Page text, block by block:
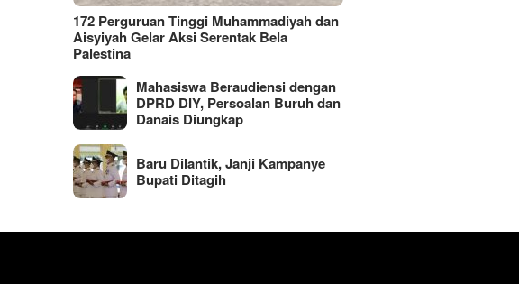
172 Perguruan Tinggi Muhammadiyah dan
Aisyiyah Gelar Aksi Serentak Bela
Palestina
Mahasiswa Beraudiensi dengan
DPRD DIY, Persoalan Buruh dan
Danais Diungkap
Baru Dilantik, Janji Kampanye
Bupati Ditagih